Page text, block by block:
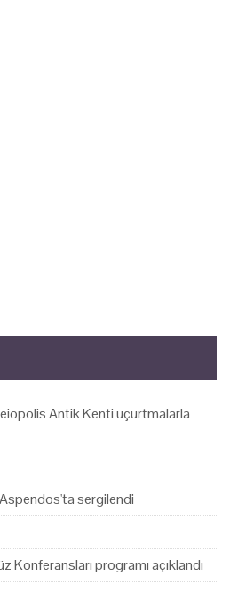
Antik Kenti uçurtmalarla
sergilendi
Konferansları programı açıklandı